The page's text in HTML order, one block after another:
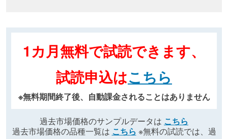
1カ月無料で試読できます、
試読申込はこちら
※無料期間終了後、自動課金されることはありません
過去市場価格のサンプルデータは こちら
過去市場価格の品種一覧は こちら ※無料の試読では、過